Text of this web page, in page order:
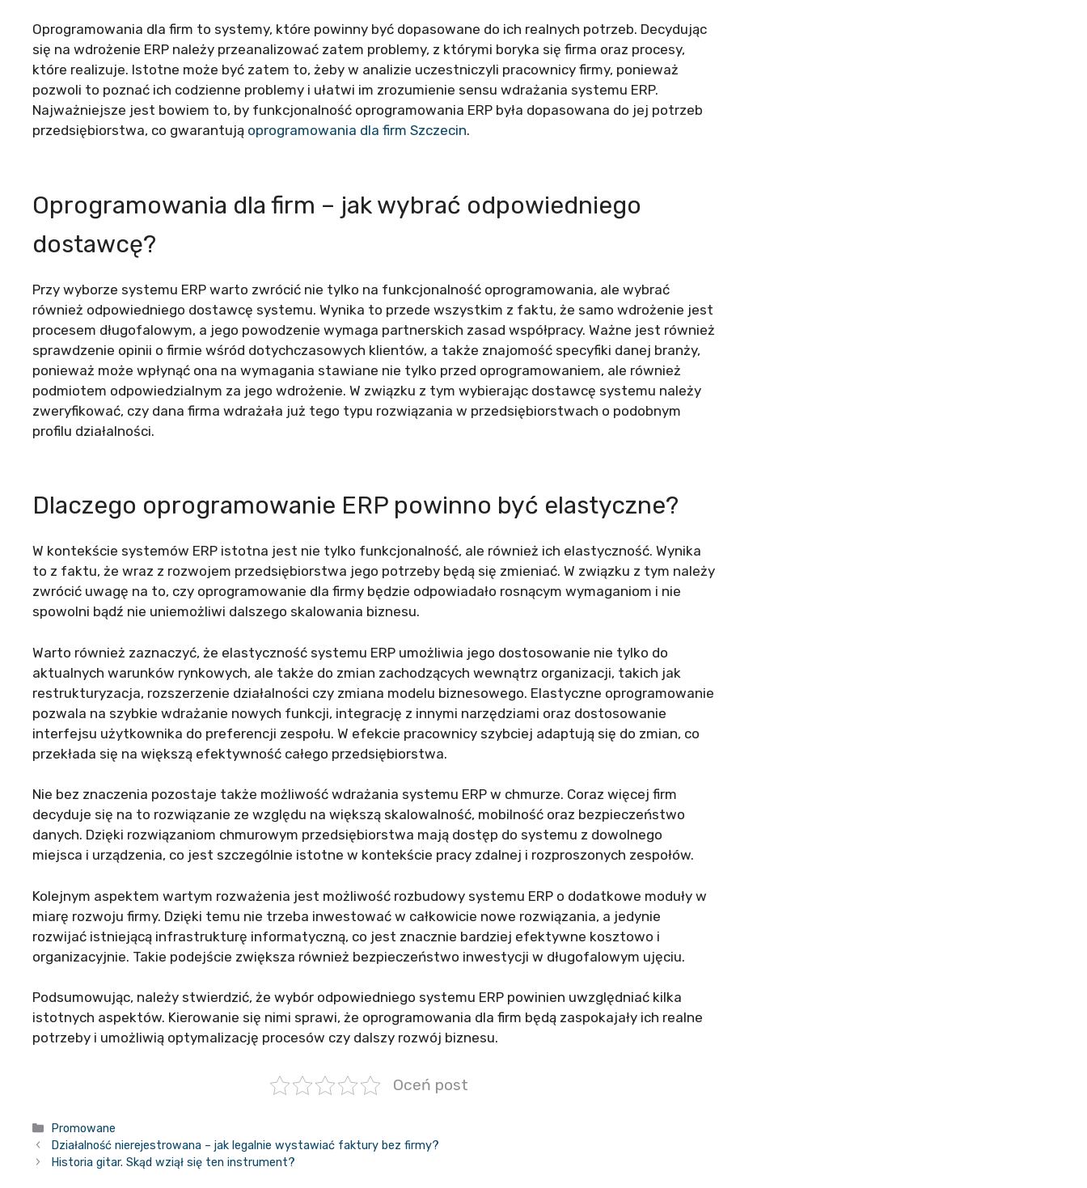
Oprogramowania dla firm to systemy, które powinny być dopasowane do ich realnych potrzeb. Decydując
się na wdrożenie ERP należy przeanalizować zatem problemy, z którymi boryka się firma oraz procesy,
które realizuje. Istotne może być zatem to, żeby w analizie uczestniczyli pracownicy firmy, ponieważ
pozwoli to poznać ich codzienne problemy i ułatwi im zrozumienie sensu wdrażania systemu ERP.
Najważniejsze jest bowiem to, by funkcjonalność oprogramowania ERP była dopasowana do jej potrzeb
przedsiębiorstwa, co gwarantują oprogramowania dla firm Szczecin.
Oprogramowania dla firm – jak wybrać odpowiedniego
dostawcę?
Przy wyborze systemu ERP warto zwrócić nie tylko na funkcjonalność oprogramowania, ale wybrać
również odpowiedniego dostawcę systemu. Wynika to przede wszystkim z faktu, że samo wdrożenie jest
procesem długofalowym, a jego powodzenie wymaga partnerskich zasad współpracy. Ważne jest również
sprawdzenie opinii o firmie wśród dotychczasowych klientów, a także znajomość specyfiki danej branży,
ponieważ może wpłynąć ona na wymagania stawiane nie tylko przed oprogramowaniem, ale również
podmiotem odpowiedzialnym za jego wdrożenie. W związku z tym wybierając dostawcę systemu należy
zweryfikować, czy dana firma wdrażała już tego typu rozwiązania w przedsiębiorstwach o podobnym
profilu działalności.
Dlaczego oprogramowanie ERP powinno być elastyczne?
W kontekście systemów ERP istotna jest nie tylko funkcjonalność, ale również ich elastyczność. Wynika
to z faktu, że wraz z rozwojem przedsiębiorstwa jego potrzeby będą się zmieniać. W związku z tym należy
zwrócić uwagę na to, czy oprogramowanie dla firmy będzie odpowiadało rosnącym wymaganiom i nie
spowolni bądź nie uniemożliwi dalszego skalowania biznesu.
Warto również zaznaczyć, że elastyczność systemu ERP umożliwia jego dostosowanie nie tylko do
aktualnych warunków rynkowych, ale także do zmian zachodzących wewnątrz organizacji, takich jak
restrukturyzacja, rozszerzenie działalności czy zmiana modelu biznesowego. Elastyczne oprogramowanie
pozwala na szybkie wdrażanie nowych funkcji, integrację z innymi narzędziami oraz dostosowanie
interfejsu użytkownika do preferencji zespołu. W efekcie pracownicy szybciej adaptują się do zmian, co
przekłada się na większą efektywność całego przedsiębiorstwa.
Nie bez znaczenia pozostaje także możliwość wdrażania systemu ERP w chmurze. Coraz więcej firm
decyduje się na to rozwiązanie ze względu na większą skalowalność, mobilność oraz bezpieczeństwo
danych. Dzięki rozwiązaniom chmurowym przedsiębiorstwa mają dostęp do systemu z dowolnego
miejsca i urządzenia, co jest szczególnie istotne w kontekście pracy zdalnej i rozproszonych zespołów.
Kolejnym aspektem wartym rozważenia jest możliwość rozbudowy systemu ERP o dodatkowe moduły w
miarę rozwoju firmy. Dzięki temu nie trzeba inwestować w całkowicie nowe rozwiązania, a jedynie
rozwijać istniejącą infrastrukturę informatyczną, co jest znacznie bardziej efektywne kosztowo i
organizacyjnie. Takie podejście zwiększa również bezpieczeństwo inwestycji w długofalowym ujęciu.
Podsumowując, należy stwierdzić, że wybór odpowiedniego systemu ERP powinien uwzględniać kilka
istotnych aspektów. Kierowanie się nimi sprawi, że oprogramowania dla firm będą zaspokajały ich realne
potrzeby i umożliwią optymalizację procesów czy dalszy rozwój biznesu.
Oceń post
Kategorie
Promowane
Działalność nierejestrowana – jak legalnie wystawiać faktury bez firmy?
Historia gitar. Skąd wziął się ten instrument?